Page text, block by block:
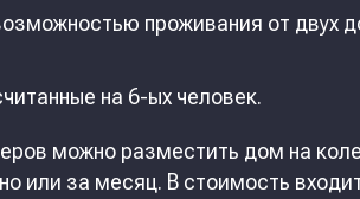
проживания от двух
на 6-ых человек.
можно разместить дом на
или за месяц. В стоимость